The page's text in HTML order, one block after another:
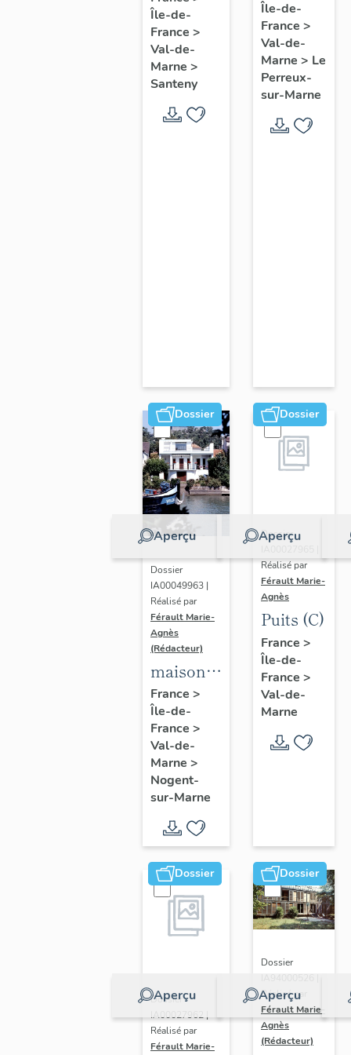
commune
de
Santeny
Île-de-
France >
Val-de-
Marne >
Santeny
commune
du
Perreux-
sur-
Marne
Île-de-
France >
Val-de-
Marne > Le
Perreux-
sur-Marne
Dossier
Aperçu
Dossier
IA00049963 |
Réalisé par
Férault Marie-
Agnès
(Rédacteur)
maisons,
immeubles
France >
Île-de-
France >
Val-de-
Marne >
Nogent-
sur-Marne
Dossier
Aperçu
Dossier
Réalisé par
Férault Marie-
Agnès
Puits (C)
France >
Île-de-
France >
Val-de-
Marne
Dossier
Aperçu
Dossier
IA00027962 |
Réalisé par
Férault Marie-
Dossier
Aperçu
Dossier
Réalisé par
Férault Marie-
Agnès
(Rédacteur)